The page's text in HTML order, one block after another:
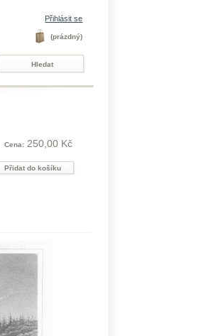
Přihlásit se
(prázdný)
Cena: 250,00 Kč